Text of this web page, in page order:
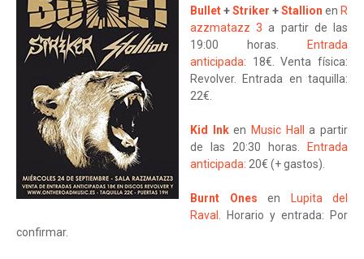
Bullet+Striker +Stallion en R
azzmatazz 3 a partir de las
19:00 horas.
Entrada
anticipada: 18€. Venta física:
Revolver. Entrada en taquilla:
22€.
Kid Inken Music Hall
a partir
de las 20:30 horas.
Entrada
anticipada: 20€ (+ gastos).
Burnt Ones en
Lupita del
Raval . Horario y entrada: Por
confirmar.